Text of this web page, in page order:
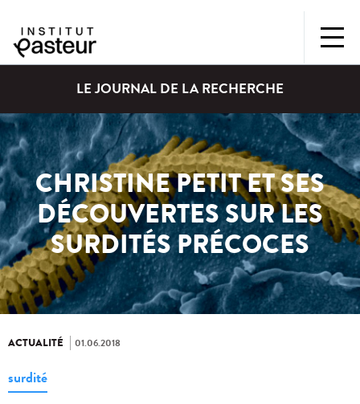
LE JOURNAL DE LA RECHERCHE
CHRISTINE PETIT ET SES
DÉCOUVERTES SUR LES
SURDITÉS PRÉCOCES
ACTUALITÉ 01.06.2018
surdité